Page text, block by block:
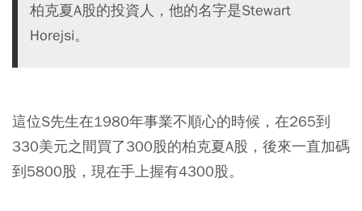
柏克夏A股的投資人，他的名字是Stewart
Horejsi。
這位S先生在1980年事業不順心的時候，在265到
330美元之間買了300股的柏克夏A股，後來一直加碼
到5800股，現在手上握有4300股。